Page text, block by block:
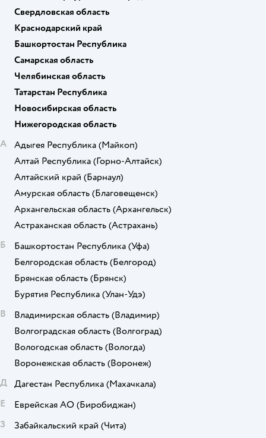
Свердловская область
Краснодарский край
Башкортостан Республика
Самарская область
Челябинская область
Татарстан Республика
Новосибирская область
Нижегородская область
А
Адыгея Республика (Майкоп)
Алтай Республика (Горно-Алтайск)
Алтайский край (Барнаул)
Амурская область (Благовещенск)
Архангельская область (Архангельск)
Астраханская область (Астрахань)
Б
Башкортостан Республика (Уфа)
Белгородская область (Белгород)
Брянская область (Брянск)
Бурятия Республика (Улан-Удэ)
В
Владимирская область (Владимир)
Волгоградская область (Волгоград)
Вологодская область (Вологда)
Воронежская область (Воронеж)
Д Дагестан Республика (Махачкала)
Е
Еврейская АО (Биробиджан)
З
Забайкальский край (Чита)